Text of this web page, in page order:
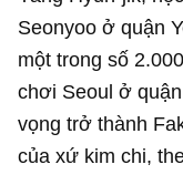
Seonyoo ở quận
một trong số
chơi Seoul ở
vọng trở thành
của xứ kim chi,